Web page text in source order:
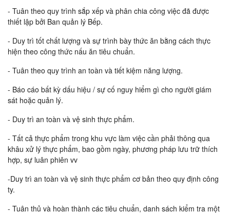
- Tuân theo quy trình sắp xếp và phân chia công việc đã được
thiết lập bởi Ban quản lý Bếp.
- Duy trì tốt chất lượng và sự trình bày thức ăn bằng cách thực
hiện theo công thức nấu ăn tiêu chuẩn.
- Tuân theo quy trình an toàn và tiết kiệm năng lượng.
- Báo cáo bất kỳ dấu hiệu / sự cố nguy hiểm gì cho người giám
sát hoặc quản lý.
- Duy trì an toàn và vệ sinh thực phẩm.
- Tất cả thực phẩm trong khu vực làm việc cần phải thông qua
khâu xử lý thực phẩm, bao gồm ngày, phương pháp lưu trữ thích
hợp, sự luân phiên vv
-Duy trì an toàn và vệ sinh thực phẩm cơ bản theo quy định công
ty.
- Tuân thủ và hoàn thành các tiêu chuẩn, danh sách kiểm tra một